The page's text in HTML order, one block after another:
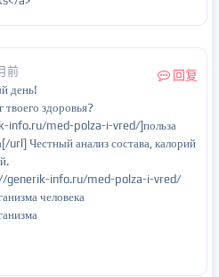
回复
前
день!
здоровья?
info.ru/med-polza-i-vred/]польза
url] Честный анализ состава, калорий
generik-info.ru/med-polza-i-vred/
человека